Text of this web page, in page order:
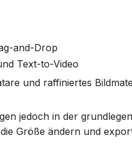
and-Drop
Text-to-Video
und raffiniertes
jedoch in der
Größe ändern und